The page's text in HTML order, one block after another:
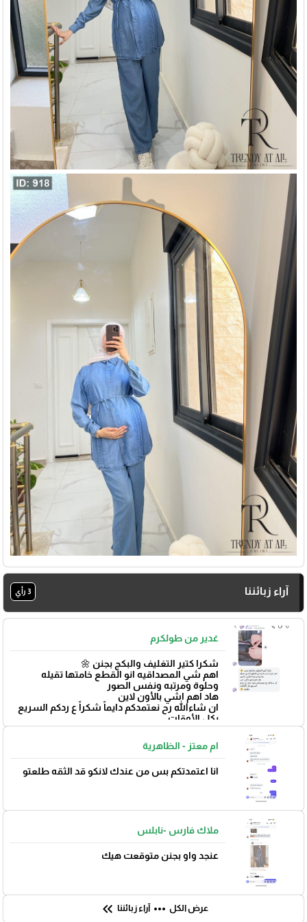
آراء زبائننا 3 رأي
غدير من طولكرم
شكرا كتير التغليف والبكج بجنن 🌼
اهم شي المصداقيه انو القطع خامتها تقيله
وحلوة ومرتبه ونفس الصور
هاد اهم اشي بالأون لاين
ان شاءالله رح نعتمدكم دايماً شكراً ع ردكم السريع
بكل الأوقات
بتوفيق 🌼
ام معتز - الظاهرية
انا اعتمدتكم بس من عندك لانكو قد الثقه طلعتو
ملاك فارس -نابلس
عنجد واو بجنن متوقعت هيك
عرض الكل more_horiz آراء زبائننا keyboard_double_arrow_left